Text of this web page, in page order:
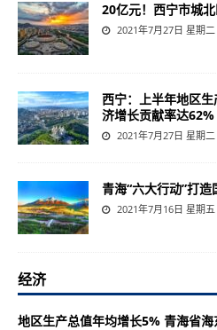
20亿元！西宁市城
2021年7月27日 星期
西宁：上半年地区
济增长贡献率达62%
2021年7月27日 星期
青海“六大行动”打
2021年7月16日 星期
经济
地区生产总值年均增长5% 青海省海